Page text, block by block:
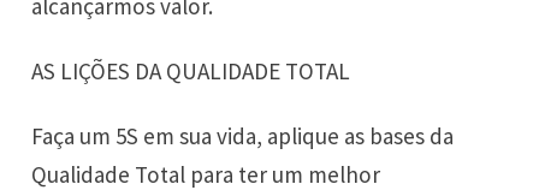
AS LIÇÕES DA QUALIDADE TOTAL
Faça um 5S em sua vida, aplique as bases da
Qualidade Total para ter um melhor